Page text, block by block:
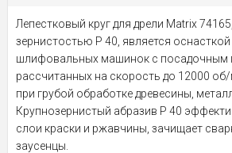
Лепестковый круг для дрели Matrix
зернистостью P 40, является
шлифовальных машинок с посадочным
рассчитанных на скорость до 12000
при грубой обработке древесины,
Крупнозернистый абразив P 40
слои краски и ржавчины, зачищает
заусенцы.